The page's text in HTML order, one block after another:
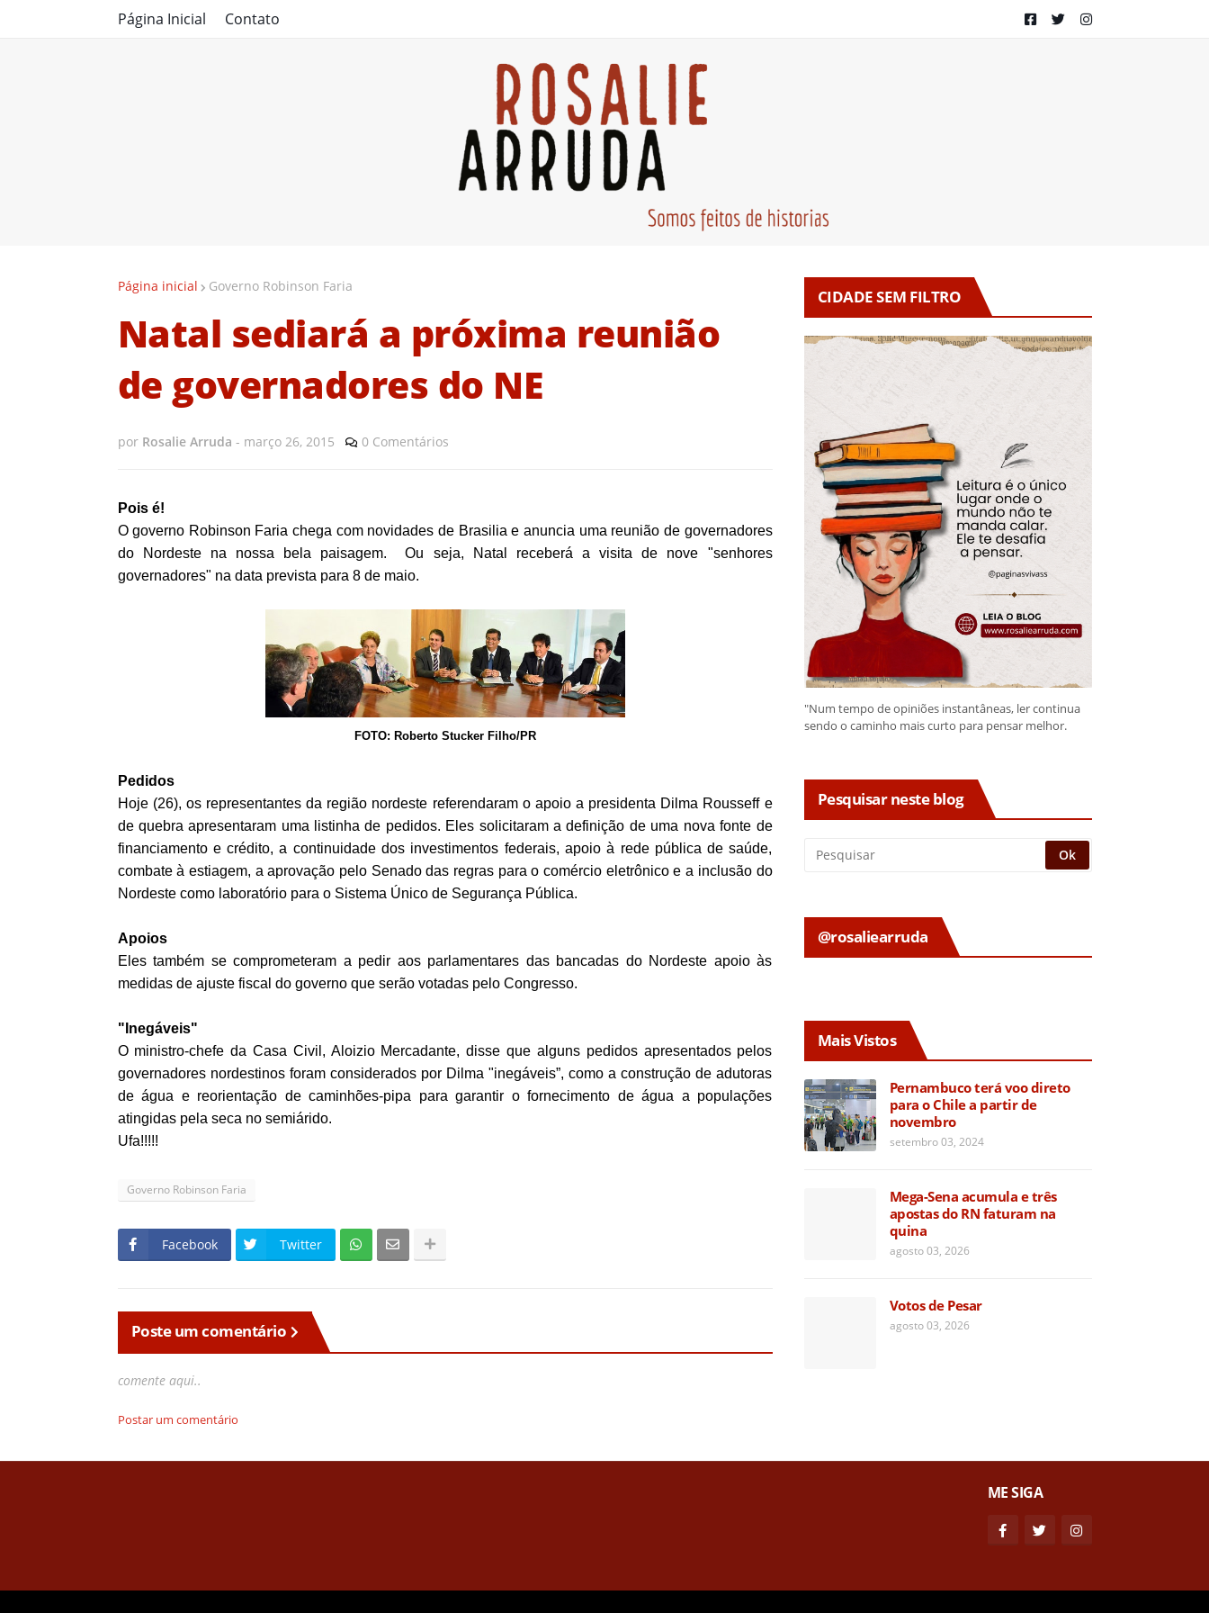
Página Inicial Contato
Página inicial Governo Robinson Faria
Natal sediará a próxima reunião
de governadores do NE
por Rosalie Arruda - março 26, 2015 0 Comentários
Pois é!
O governo Robinson Faria chega com novidades de Brasilia e anuncia uma reunião de governadores
do Nordeste na nossa bela paisagem. Ou seja,
Natal receberá a visita de nove "senhores
governadores" na data prevista para 8 de maio.
FOTO: Roberto Stucker Filho/PR
Pedidos
Hoje (26), os representantes da região nordeste referendaram o apoio a presidenta Dilma Rousseff e
de quebra apresentaram uma listinha de pedidos. Eles solicitaram a definição de uma nova fonte de
financiamento e crédito, a continuidade dos investimentos federais, apoio à rede pública de saúde,
combate à estiagem, a aprovação pelo Senado das regras para o comércio eletrônico e a inclusão do
Nordeste como laboratório para o Sistema Único de Segurança Pública.
Apoios
Eles também se comprometeram a pedir aos parlamentares das bancadas do Nordeste apoio às
medidas de ajuste fiscal do governo que serão votadas pelo Congresso.
"Inegáveis"
O ministro-chefe da Casa Civil, Aloizio Mercadante, disse que alguns pedidos apresentados pelos
governadores nordestinos foram considerados por Dilma "inegáveis”, como a construção de adutoras
de água e reorientação de caminhões-pipa para garantir o fornecimento de água a populações
atingidas pela seca no semiárido.
Ufa!!!!!
Governo Robinson Faria
Facebook Twitter
Poste um comentário
comente aqui..
Postar um comentário
CIDADE SEM FILTRO
"Num tempo de opiniões instantâneas, ler continua
sendo o caminho mais curto para pensar melhor.
Pesquisar neste blog
@rosaliearruda
Mais Vistos
Pernambuco terá voo direto
para o Chile a partir de
novembro
setembro 03, 2024
Mega-Sena acumula e três
apostas do RN faturam na
quina
agosto 03, 2026
Votos de Pesar
agosto 03, 2026
ME SIGA